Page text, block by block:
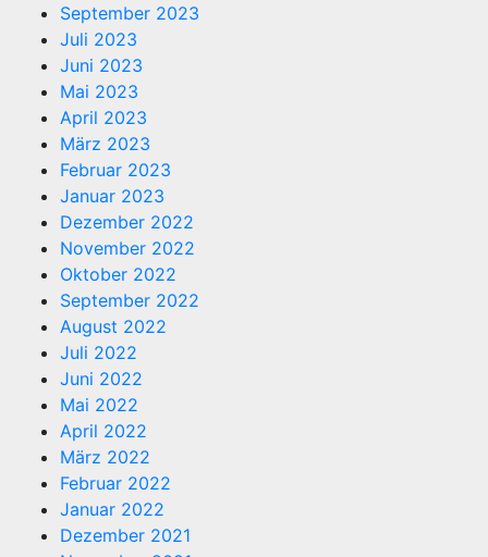
September 2023
Juli 2023
Juni 2023
Mai 2023
April 2023
März 2023
Februar 2023
Januar 2023
Dezember 2022
November 2022
Oktober 2022
September 2022
August 2022
Juli 2022
Juni 2022
Mai 2022
April 2022
März 2022
Februar 2022
Januar 2022
Dezember 2021